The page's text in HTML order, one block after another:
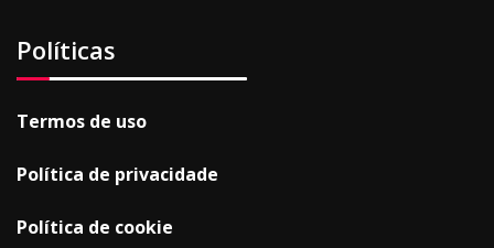
Políticas
Termos de uso
Política de privacidade
Política de cookie